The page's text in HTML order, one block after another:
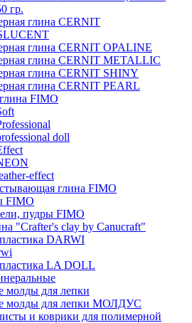
гр.
глина CERNIT
глина CERNIT OPALINE
глина CERNIT METALLIC
глина CERNIT SHINY
глина CERNIT PEARL
FIMO
doll
effect
глина FIMO
FIMO
пудры FIMO
"Crafter's clay by Canucraft"
DARWI
LA DOLL
молды для лепки
молды для лепки МОЛДУС
и коврики для полимерной